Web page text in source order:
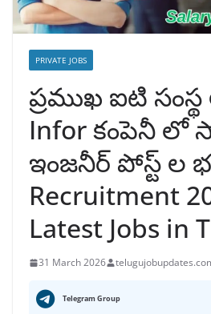
PRIVATE JOBS
ప్రముఖ ఐటి
Infor కంపెనీ లో
ఇంజనీర్ పోస్ట్ ల
Recruitment
Latest Jobs in
31 March 2026
Telegram Group